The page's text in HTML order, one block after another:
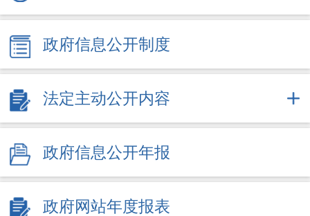
政府信息公开制度
法定主动公开内容
政府信息公开年报
政府网站年度报表